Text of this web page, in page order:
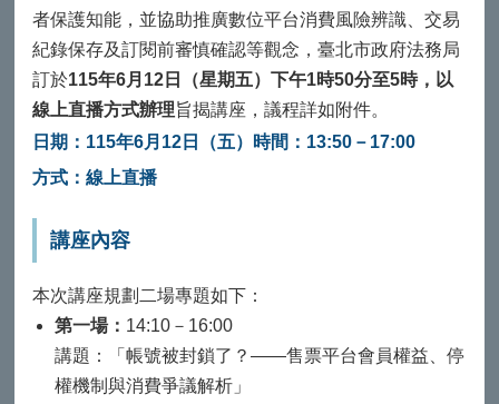
者保護知能，並協助推廣數位平台消費風險辨識、交易
紀錄保存及訂閱前審慎確認等觀念，臺北市政府法務局
訂於115年6月12日（星期五）下午1時50分至5時，以
線上直播方式辦理旨揭講座，議程詳如附件。
日期：115年6月12日（五） 時間：13:50－17:00
方式：線上直播
講座內容
本次講座規劃二場專題如下：
第一場： 14:10－16:00
講題：「帳號被封鎖了？——售票平台會員權益、停
權機制與消費爭議解析」